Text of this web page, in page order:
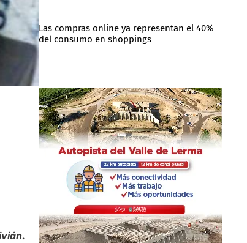
Las compras online ya representan el 40%
del consumo en shoppings